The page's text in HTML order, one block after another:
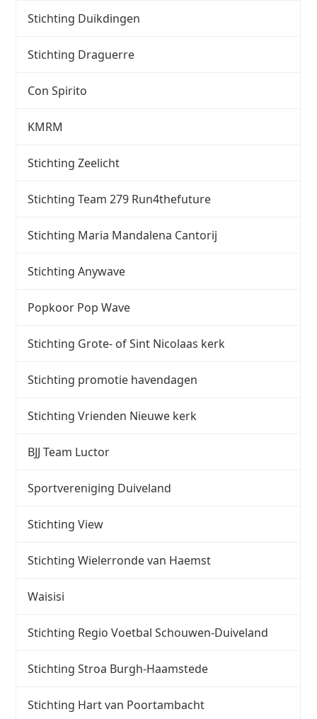
Stichting Duikdingen
Stichting Draguerre
Con Spirito
KMRM
Stichting Zeelicht
Stichting Team 279 Run4thefuture
Stichting Maria Mandalena Cantorij
Stichting Anywave
Popkoor Pop Wave
Stichting Grote- of Sint Nicolaas kerk
Stichting promotie havendagen
Stichting Vrienden Nieuwe kerk
BJJ Team Luctor
Sportvereniging Duiveland
Stichting View
Stichting Wielerronde van Haemst
Waisisi
Stichting Regio Voetbal Schouwen-Duiveland
Stichting Stroa Burgh-Haamstede
Stichting Hart van Poortambacht